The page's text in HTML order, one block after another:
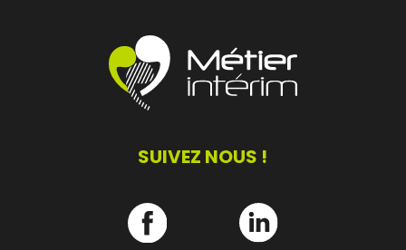
SUIVEZ NOUS !